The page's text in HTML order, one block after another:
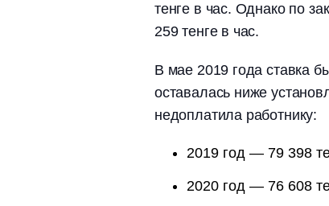
тенге в час. Однако по
259 тенге в час.
В мае 2019 года ставка
оставалась ниже
недоплатила работнику:
2019 год — 79 398
2020 год — 76 608